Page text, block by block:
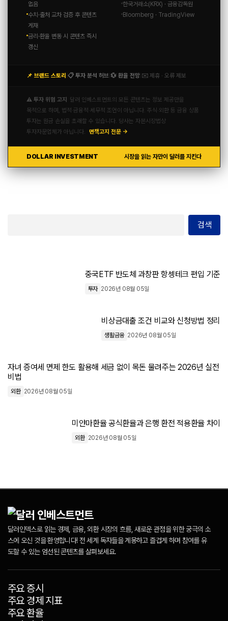
없음
수치·출처 교차 검증 후 콘텐츠
게재
금리·환율 변동 시 콘텐츠 즉시
갱신
한국거래소(KRX) · 금융감독원
Bloomberg · TradingView
📌 브랜드 스토리 📋 투자 분석 허브 💱 환율 전망 ✉️ 제휴 · 오류 제보
⚠️ 투자 위험 고지
달러 인베스트먼트의 모든 콘텐츠는 정보 제공만을
목적으로 하며, 법적·금융적·세무적 조언이 아닙니다. 주식·외환 등 금융 상품
투자는 원금 손실을 초래할 수 있습니다. 당사는 자본시장법상
투자자문업체가 아닙니다. 면책고지 전문 →
DOLLAR INVESTMENT 시장을 읽는 자만이 달러를 지킨다
검색
중국ETF 반도체 과창판 항셍테크 편입 기준
투자 2026년 08월 05일
비상금대출 조건 비교와 신청방법 정리
생활금융 2026년 08월 05일
자녀 증여세 면제 한도 활용해 세금 없이 목돈 물려주는 2026년 실전
비법
외환 2026년 08월 05일
미얀마환율 공식환율과 은행 환전 적용환율 차이
외환 2026년 08월 05일
달러인덱스로 읽는 경제, 금융, 외환 시장의 흐름, 새로운 관점을 위한 궁극의 소
스에 오신 것을 환영합니다! 전 세계 독자들을 계몽하고 즐겁게 하며 참여를 유
도할 수 있는 엄선된 콘텐츠를 살펴보세요.
주요 증시
주요 경제 지표
주요 환율